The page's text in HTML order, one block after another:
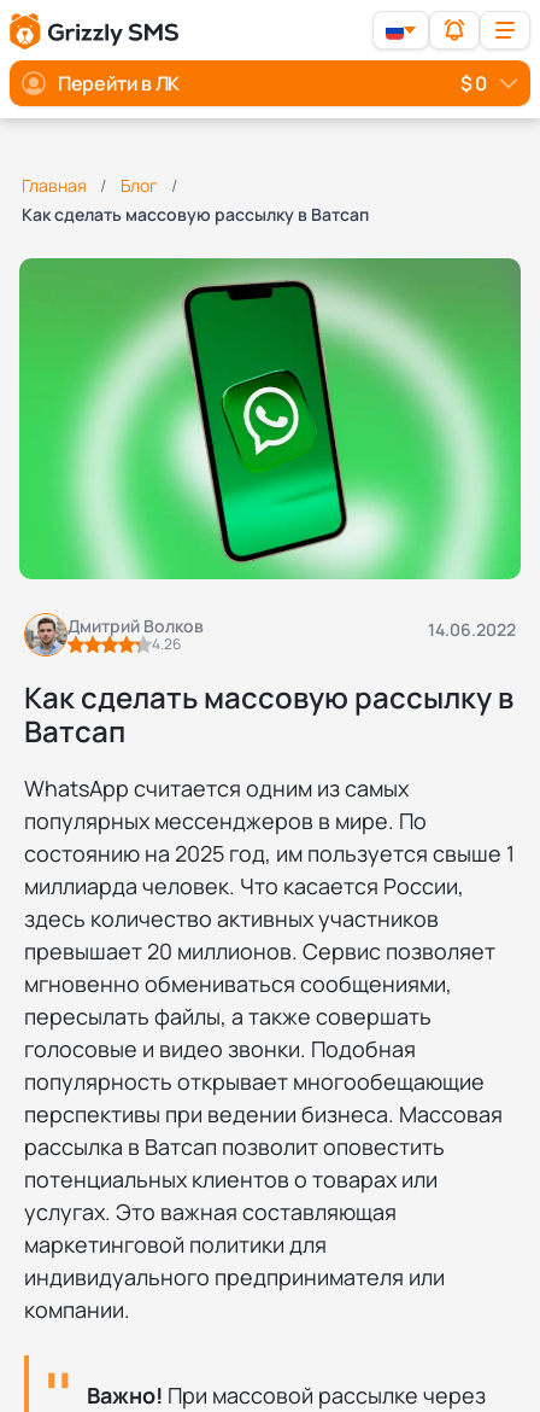
Перейти в ЛК $ 0
Главная
Блог
Как сделать массовую рассылку в Ватсап
Дмитрий Волков
4.26
14.06.2022
Как сделать массовую рассылку в
Ватсап
WhatsApp считается одним из самых
популярных мессенджеров в мире. По
состоянию на 2025 год, им пользуется свыше 1
миллиарда человек. Что касается России,
здесь количество активных участников
превышает 20 миллионов. Сервис позволяет
мгновенно обмениваться сообщениями,
пересылать файлы, а также совершать
голосовые и видео звонки. Подобная
популярность открывает многообещающие
перспективы при ведении бизнеса. Массовая
рассылка в Ватсап позволит оповестить
потенциальных клиентов о товарах или
услугах. Это важная составляющая
маркетинговой политики для
индивидуального предпринимателя или
компании.
Важно! При массовой рассылке через